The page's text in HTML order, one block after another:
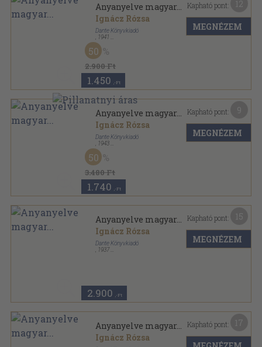
Anyanyelve magyar...
Ignácz Rózsa
Dante Könyvkiadó
1941
Félvászon
Magyar kézbe magyar könyvet sorozat
2.900 Ft
50
1.450 ,-Ft
Kapható pont:
MEGNÉZEM
Anyanyelve magyar...
Ignácz Rózsa
Dante Könyvkiadó
1943
Félvászon
3.480 Ft
50
1.740 ,-Ft
Kapható pont:
MEGNÉZEM
Anyanyelve magyar...
Ignácz Rózsa
Dante Könyvkiadó
1937
2.900 ,-Ft
Kapható pont:
MEGNÉZEM
Anyanyelve magyar...
Ignácz Rózsa
Kapható pont: